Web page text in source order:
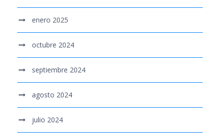
enero 2025
octubre 2024
septiembre 2024
agosto 2024
julio 2024